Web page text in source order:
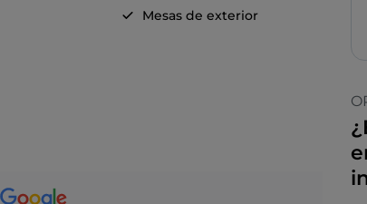
Mesas de exterior